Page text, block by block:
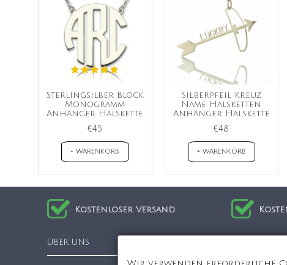
Sterlingsilber Block
Monogramm
Anhänger Halskette
€45
+ WARENKORB
Silberpfeil Kreuz
Name Halsketten
Anhänger Halskette
€48
+ WARENKORB
Kostenloser Versand
ÜBER UNS